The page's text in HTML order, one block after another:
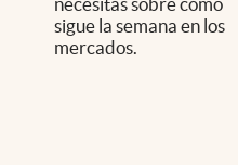
necesitás sobre cómo
sigue la semana en los
mercados.